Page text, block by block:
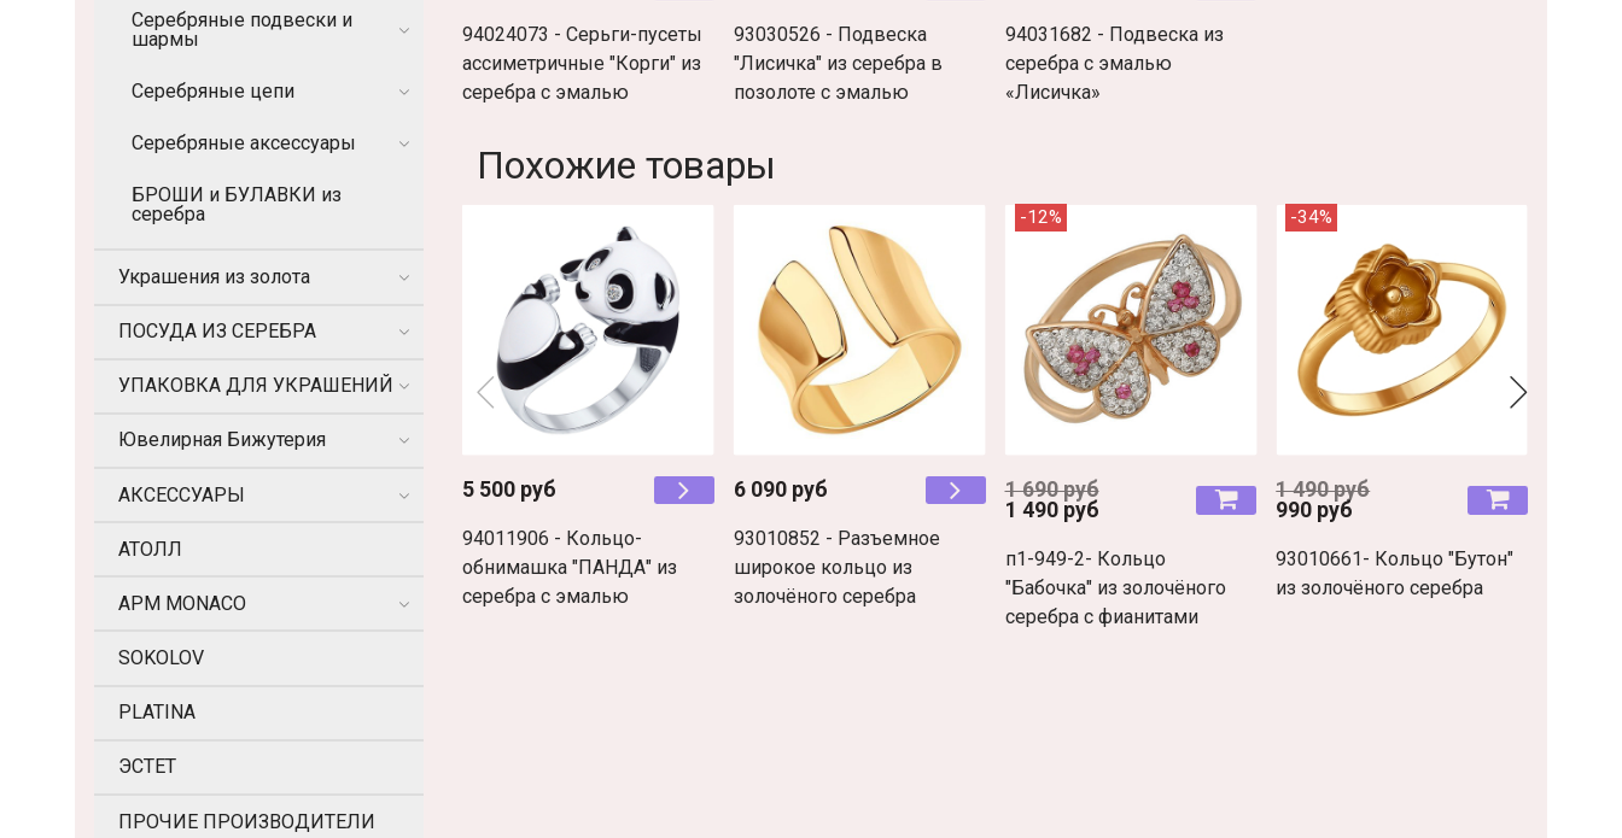
94024073 - Серьги-пусеты
ассиметричные "Корги" из
серебра с эмалью
93030526 - Подвеска
"Лисичка" из серебра в
позолоте с эмалью
94031682 - Подвеска из
серебра с эмалью
«Лисичка»
Похожие товары
5 500 руб
94011906 - Кольцо-
обнимашка "ПАНДА" из
серебра с эмалью
6 090 руб
93010852 - Разъемное
широкое кольцо из
золочёного серебра
-12%
1 690 руб
1 490 руб
п1-949-2- Кольцо
"Бабочка" из золочёного
серебра c фианитами
-34%
1 490 руб
990 руб
93010661- Кольцо "Бутон"
из золочёного серебра
Серебряные подвески и
шармы
Серебряные цепи
Серебряные аксессуары
БРОШИ и БУЛАВКИ из
серебра
Украшения из золота
ПОСУДА ИЗ СЕРЕБРА
УПАКОВКА ДЛЯ УКРАШЕНИЙ
Ювелирная Бижутерия
АКСЕССУАРЫ
АТОЛЛ
APM MONACO
SOKOLOV
PLATINA
ЭСТЕТ
ПРОЧИЕ ПРОИЗВОДИТЕЛИ